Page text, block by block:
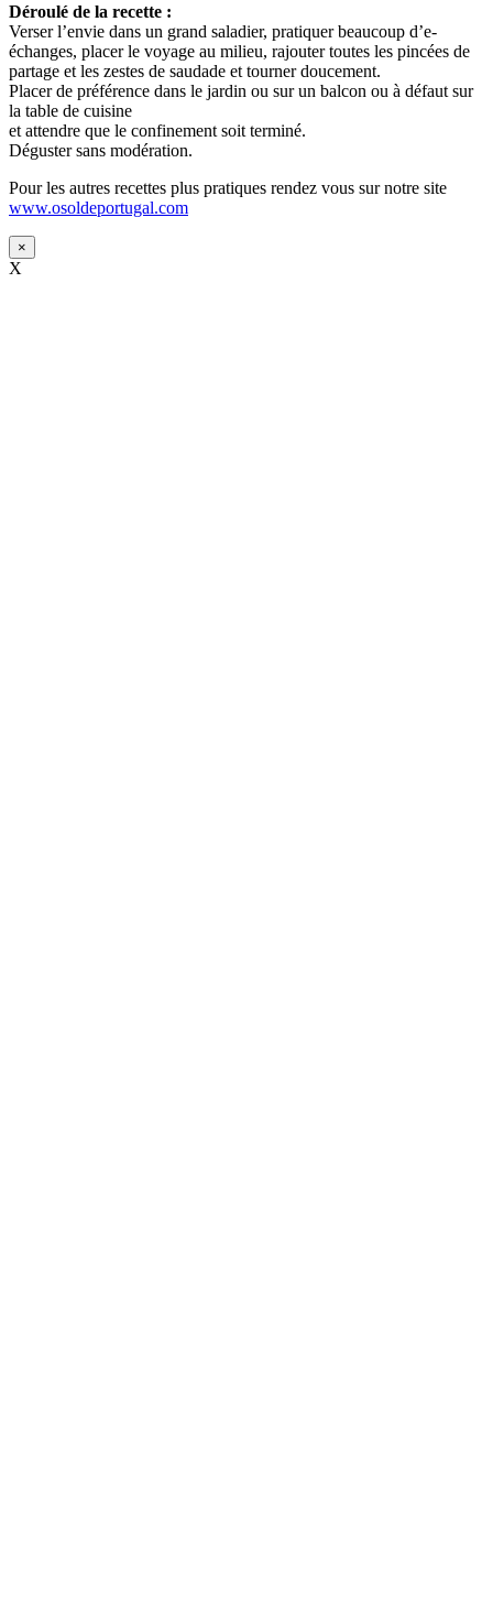
Déroulé de la recette :
Verser l’envie dans un grand saladier, pratiquer beaucoup d’e-
échanges, placer le voyage au milieu, rajouter toutes les pincées de
partage et les zestes de saudade et tourner doucement.
Placer de préférence dans le jardin ou sur un balcon ou à défaut sur
la table de cuisine
et attendre que le confinement soit terminé.
Déguster sans modération.
Pour les autres recettes plus pratiques rendez vous sur notre site
www.osoldeportugal.com
×
X